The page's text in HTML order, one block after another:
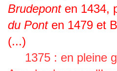
Brudeponten 1434,
du Ponten 1479 et
(...)
1375 : en pleine